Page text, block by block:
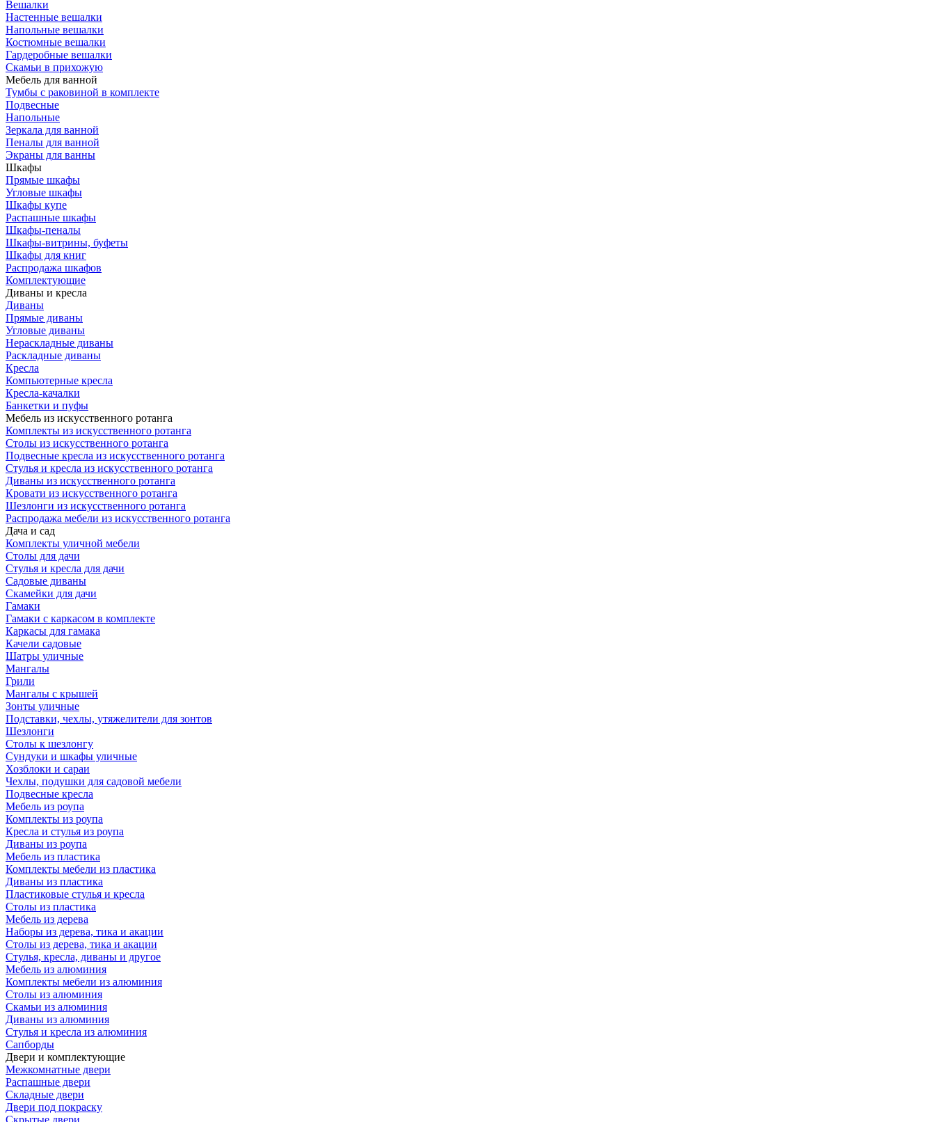
Вешалки
Настенные вешалки
Напольные вешалки
Костюмные вешалки
Гардеробные вешалки
Скамьи в прихожую
Мебель для ванной
Тумбы c раковиной в комплекте
Подвесные
Напольные
Зеркала для ванной
Пеналы для ванной
Экраны для ванны
Шкафы
Прямые шкафы
Угловые шкафы
Шкафы купе
Распашные шкафы
Шкафы-пеналы
Шкафы-витрины, буфеты
Шкафы для книг
Распродажа шкафов
Комплектующие
Диваны и кресла
Диваны
Прямые диваны
Угловые диваны
Нераскладные диваны
Раскладные диваны
Кресла
Компьютерные кресла
Кресла-качалки
Банкетки и пуфы
Мебель из искусственного ротанга
Комплекты из искусственного ротанга
Столы из искусственного ротанга
Подвесные кресла из искусственного ротанга
Стулья и кресла из искусственного ротанга
Диваны из искусственного ротанга
Кровати из искусственного ротанга
Шезлонги из искусственного ротанга
Распродажа мебели из искусственного ротанга
Дача и сад
Комплекты уличной мебели
Столы для дачи
Стулья и кресла для дачи
Садовые диваны
Скамейки для дачи
Гамаки
Гамаки с каркасом в комплекте
Каркасы для гамака
Качели садовые
Шатры уличные
Мангалы
Грили
Мангалы с крышей
Зонты уличные
Подставки, чехлы, утяжелители для зонтов
Шезлонги
Столы к шезлонгу
Сундуки и шкафы уличные
Хозблоки и сараи
Чехлы, подушки для садовой мебели
Подвесные кресла
Мебель из роупа
Комплекты из роупа
Кресла и стулья из роупа
Диваны из роупа
Мебель из пластика
Комплекты мебели из пластика
Диваны из пластика
Пластиковые стулья и кресла
Столы из пластика
Мебель из дерева
Наборы из дерева, тика и акации
Столы из дерева, тика и акации
Стулья, кресла, диваны и другое
Мебель из алюминия
Комплекты мебели из алюминия
Столы из алюминия
Скамьи из алюминия
Диваны из алюминия
Стулья и кресла из алюминия
Сапборды
Двери и комплектующие
Межкомнатные двери
Распашные двери
Складные двери
Двери под покраску
Скрытые двери